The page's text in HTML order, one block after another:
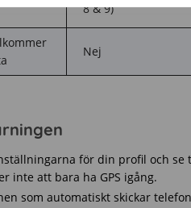
8 & 9)
Nej
för din profil och se
inte att bara ha GPS igång.
som automatiskt skickar